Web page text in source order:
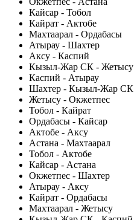
Кайсар - Тобол
Кайрат - Актобе
Махтаарал - Ордабасы
Атырау - Шахтер
Аксу - Каспий
Кызыл-Жар СК - Жетысу
Каспий - Атырау
Шахтер - Кызыл-Жар СК
Жетысу - Окжетпес
Тобол - Кайрат
Ордабасы - Кайсар
Актобе - Аксу
Астана - Махтаарал
Тобол - Актобе
Кайсар - Астана
Окжетпес - Шахтер
Атырау - Аксу
Кайрат - Ордабасы
Махтаарал - Жетысу